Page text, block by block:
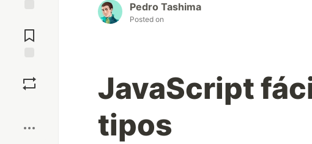
Comments
Pedro Tashima
Posted on
JavaScript
tipos